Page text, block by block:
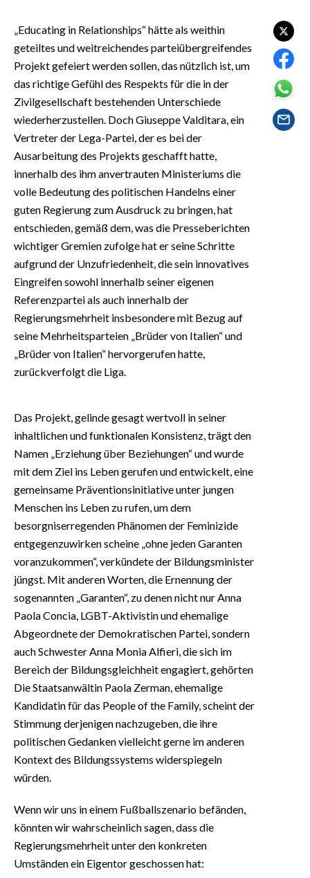
FOTO
VIDEO
INFO AZIENDE
ABBONATI
PUBBLICITÀ
SPIAGGE
STORE
„Educating in Relationships“ hätte als weithin
geteiltes und weitreichendes parteiübergreifendes
Projekt gefeiert werden sollen, das nützlich ist, um
das richtige Gefühl des Respekts für die in der
Zivilgesellschaft bestehenden Unterschiede
wiederherzustellen. Doch Giuseppe Valditara, ein
Vertreter der Lega-Partei, der es bei der
Ausarbeitung des Projekts geschafft hatte,
innerhalb des ihm anvertrauten Ministeriums die
volle Bedeutung des politischen Handelns einer
guten Regierung zum Ausdruck zu bringen, hat
entschieden, gemäß dem, was die Presseberichten
wichtiger Gremien zufolge hat er seine Schritte
aufgrund der Unzufriedenheit, die sein innovatives
Eingreifen sowohl innerhalb seiner eigenen
Referenzpartei als auch innerhalb der
Regierungsmehrheit insbesondere mit Bezug auf
seine Mehrheitsparteien „Brüder von Italien“ und
„Brüder von Italien“ hervorgerufen hatte,
zurückverfolgt die Liga.
Das Projekt, gelinde gesagt wertvoll in seiner
inhaltlichen und funktionalen Konsistenz, trägt den
Namen „Erziehung über Beziehungen“ und wurde
mit dem Ziel ins Leben gerufen und entwickelt, eine
gemeinsame Präventionsinitiative unter jungen
Menschen ins Leben zu rufen, um dem
besorgniserregenden Phänomen der Feminizide
entgegenzuwirken scheine „ohne jeden Garanten
voranzukommen“, verkündete der Bildungsminister
jüngst. Mit anderen Worten, die Ernennung der
sogenannten „Garanten“, zu denen nicht nur Anna
Paola Concia, LGBT-Aktivistin und ehemalige
Abgeordnete der Demokratischen Partei, sondern
auch Schwester Anna Monia Alfieri, die sich im
Bereich der Bildungsgleichheit engagiert, gehörten
Die Staatsanwältin Paola Zerman, ehemalige
Kandidatin für das People of the Family, scheint der
Stimmung derjenigen nachzugeben, die ihre
politischen Gedanken vielleicht gerne im anderen
Kontext des Bildungssystems widerspiegeln
würden.
Wenn wir uns in einem Fußballszenario befänden,
könnten wir wahrscheinlich sagen, dass die
Regierungsmehrheit unter den konkreten
Umständen ein Eigentor geschossen hat: